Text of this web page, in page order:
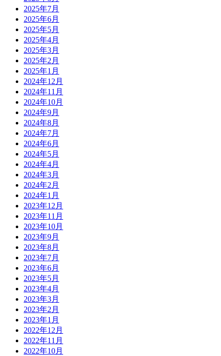
2025年7月
2025年6月
2025年5月
2025年4月
2025年3月
2025年2月
2025年1月
2024年12月
2024年11月
2024年10月
2024年9月
2024年8月
2024年7月
2024年6月
2024年5月
2024年4月
2024年3月
2024年2月
2024年1月
2023年12月
2023年11月
2023年10月
2023年9月
2023年8月
2023年7月
2023年6月
2023年5月
2023年4月
2023年3月
2023年2月
2023年1月
2022年12月
2022年11月
2022年10月